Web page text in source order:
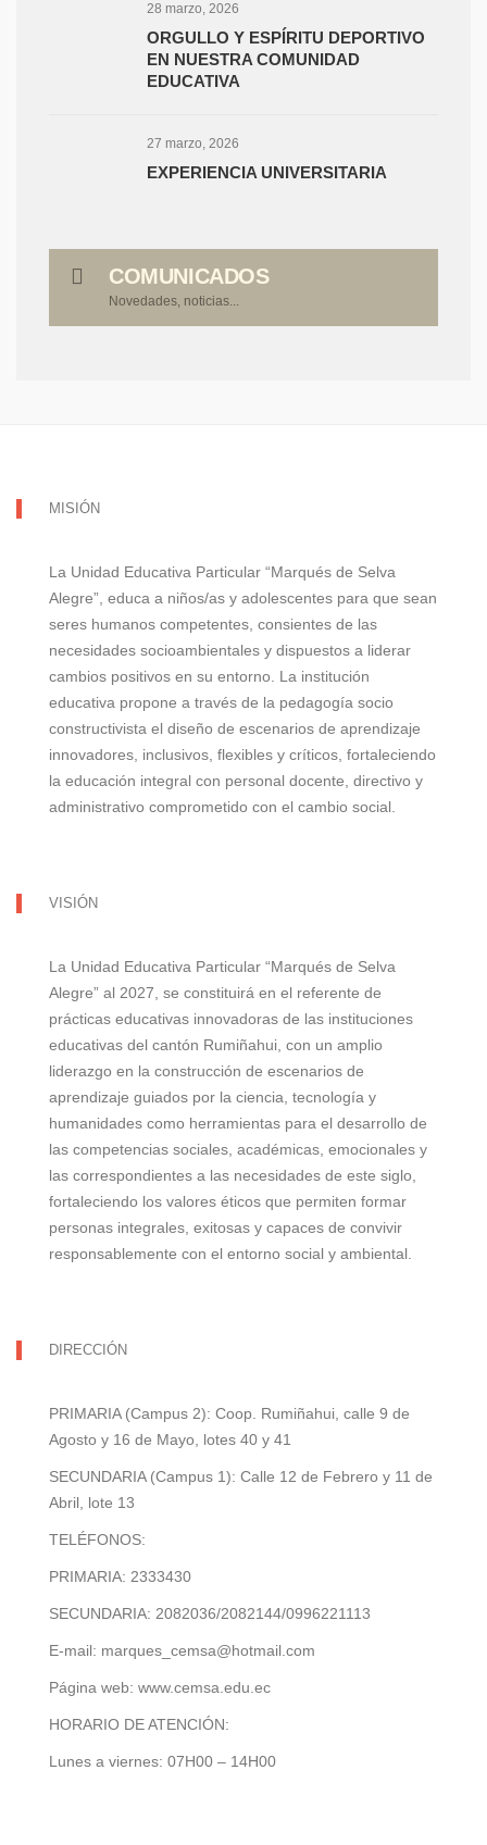
28 marzo, 2026
ORGULLO Y ESPÍRITU DEPORTIVO
EN NUESTRA COMUNIDAD
EDUCATIVA
27 marzo, 2026
EXPERIENCIA UNIVERSITARIA
COMUNICADOS
Novedades, noticias...
MISIÓN
La Unidad Educativa Particular “Marqués de Selva
Alegre”, educa a niños/as y adolescentes para que sean
seres humanos competentes, consientes de las
necesidades socioambientales y dispuestos a liderar
cambios positivos en su entorno. La institución
educativa propone a través de la pedagogía socio
constructivista el diseño de escenarios de aprendizaje
innovadores, inclusivos, flexibles y críticos, fortaleciendo
la educación integral con personal docente, directivo y
administrativo comprometido con el cambio social.
VISIÓN
La Unidad Educativa Particular “Marqués de Selva
Alegre” al 2027, se constituirá en el referente de
prácticas educativas innovadoras de las instituciones
educativas del cantón Rumiñahui, con un amplio
liderazgo en la construcción de escenarios de
aprendizaje guiados por la ciencia, tecnología y
humanidades como herramientas para el desarrollo de
las competencias sociales, académicas, emocionales y
las correspondientes a las necesidades de este siglo,
fortaleciendo los valores éticos que permiten formar
personas integrales, exitosas y capaces de convivir
responsablemente con el entorno social y ambiental.
DIRECCIÓN
PRIMARIA (Campus 2): Coop. Rumiñahui, calle 9 de
Agosto y 16 de Mayo, lotes 40 y 41
SECUNDARIA (Campus 1): Calle 12 de Febrero y 11 de
Abril, lote 13
TELÉFONOS:
PRIMARIA: 2333430
SECUNDARIA: 2082036/2082144/0996221113
E-mail: marques_cemsa@hotmail.com
Página web: www.cemsa.edu.ec
HORARIO DE ATENCIÓN:
Lunes a viernes: 07H00 – 14H00